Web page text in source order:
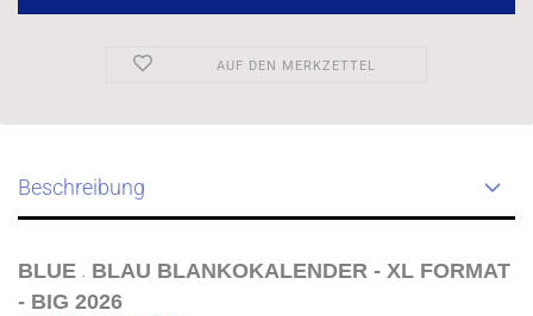
AUF DEN MERKZETTEL
Beschreibung
BLUE
BLAU BLANKOKALENDER - XL FORMAT
- BIG 2026